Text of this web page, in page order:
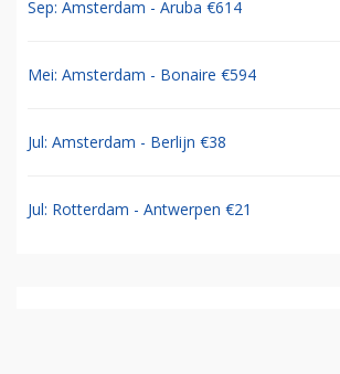
Sep: Amsterdam - Aruba €614
Mei: Amsterdam - Bonaire €594
Jul: Amsterdam - Berlijn €38
Jul: Rotterdam - Antwerpen €21